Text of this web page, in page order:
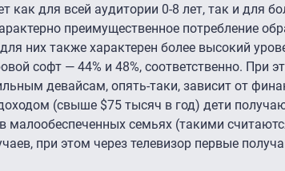
как для всей аудитории 0-8 лет, так и для
преимущественное потребление
них также характерен более высокий
софт — 44% и 48%, соответственно. При
девайсам, опять-таки, зависит от
(свыше $75 тысяч в год) дети
малообеспеченных семьях (такими
при этом через телевизор первые